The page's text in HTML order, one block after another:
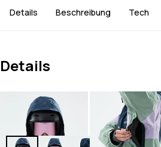
Details Beschreibung Tech
Details